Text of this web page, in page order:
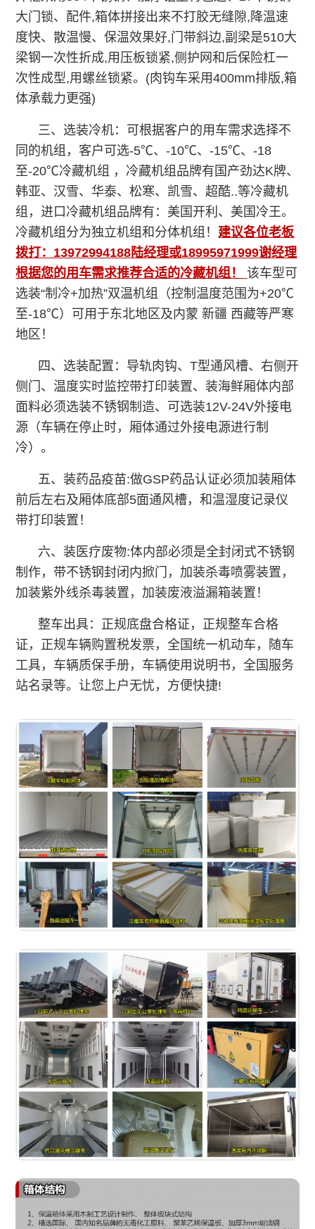
大门锁、配件,箱体拼接出来不打胶无缝隙,降温速
度快、散温慢、保温效果好,门带斜边,副梁是510大
梁钢一次性折成,用压板锁紧,侧护网和后保险杠一
次性成型,用螺丝锁紧。(肉钩车采用400mm排版,箱
体承载力更强)
三、选装冷机：可根据客户的用车需求选择不
同的机组，客户可选-5℃、-10℃、-15℃、-18
至-20℃冷藏机组 ，冷藏机组品牌有国产劲达K牌、
韩亚、汉雪、华泰、松寒、凯雪、超酷..等冷藏机
组，进口冷藏机组品牌有：美国开利、美国冷王。
冷藏机组分为独立机组和分体机组！ 建议各位老板
拨打：13972994188陆经理或18995971999谢经理
根据您的用车需求推荐合适的冷藏机组！
该车型可
选装“制冷+加热”双温机组（控制温度范围为+20℃
至-18℃）可用于东北地区及内蒙 新疆 西藏等严寒
地区！
四、选装配置：导轨肉钩、T型通风槽、右侧开
侧门、温度实时监控带打印装置、装海鲜厢体内部
面料必须选装不锈钢制造、可选装12V-24V外接电
源（车辆在停止时，厢体通过外接电源进行制
冷）。
五、装药品疫苗:做GSP药品认证必须加装厢体
前后左右及厢体底部5面通风槽，和温湿度记录仪
带打印装置！
六、装医疗废物:体内部必须是全封闭式不锈钢
制作，带不锈钢封闭内掀门，加装杀毒喷雾装置，
加装紫外线杀毒装置，加装废液溢漏箱装置！
整车出具：正规底盘合格证，正规整车合格
证，正规车辆购置税发票，全国统一机动车，随车
工具，车辆质保手册，车辆使用说明书，全国服务
站名录等。让您上户无忧，方便快捷!